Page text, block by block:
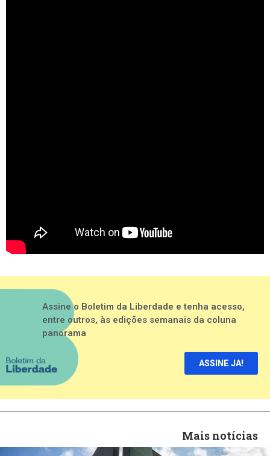
Assine o Boletim da Liberdade e tenha acesso,
entre outros, às edições semanais da coluna
panorama
ASSINE JA!
Mais notícias